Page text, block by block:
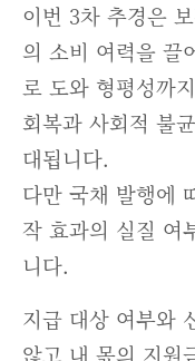
이번 3차 추경은
의 소비 여력을 끌
로 도와 형평성까
회복과 사회적 불
대됩니다.
다만 국채 발행에
작 효과의 실질 여
니다.
지급 대상 여부와
않고 내 몫의 지원